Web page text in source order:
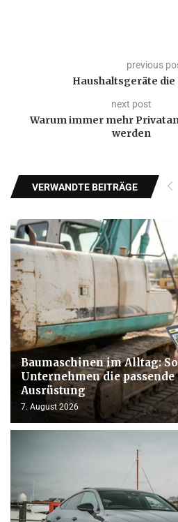
previous
Haushaltsgeräte die
next post
Warum immer mehr
werden
VERWANDTE BEITRÄGE
Baumaschinen im Alltag:
Unternehmen die passende
Ausrüstung
7. August 2026